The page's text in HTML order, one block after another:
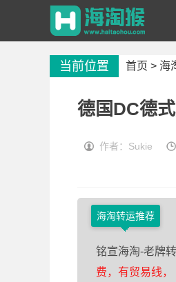
当前位置 首页 > 海
德国DC德
作者：Sukie
海淘转运推荐
铭宣海淘-老牌转
费，有贸易线，